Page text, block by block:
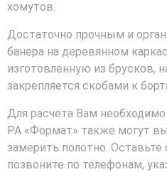
хомутов.
Достаточно прочным и
банера на деревянном
изготовленную из брусков,
закрепляется скобами к
Для расчета Вам
РА «Формат» также могут
замерить полотно.
позвоните по телефонам,